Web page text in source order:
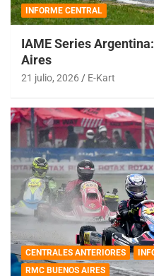
INFORME CENTRAL
IAME Series
Aires
21 julio, 2026 E-Kart
CENTRALES ANTERIORES
RMC BUENOS AIRES